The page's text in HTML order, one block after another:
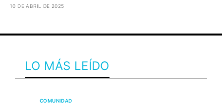
10 DE ABRIL DE 2025
LO MÁS LEÍDO
COMUNIDAD